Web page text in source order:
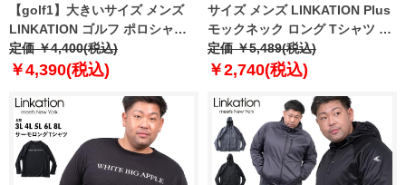
【golf1】大きいサイズ メンズ
LINKATION ゴルフ ポロシャツ
アンサンブル アスレジャー スポ
ーツウェア la-pr210276
定価 ￥4,400(税込)
￥4,390(税込)
サイズ メンズ LINKATION Plus
モックネック ロング Tシャツ ア
スレジャー スポーツウェア la-
t220421
定価 ￥5,489(税込)
￥2,740(税込)